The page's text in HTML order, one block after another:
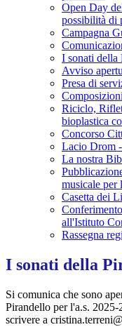
Open Day
possibilità di
Campagna
I sonati della
Avviso
Presa di
Riciclo,
bioplastica
Concorso
Lacio Drom
La nostra
musicale per
Casetta dei
all'Istituto
Rassegna
I sonati della
Si comunica che sono
Pirandello per l'a.s.
scrivere a